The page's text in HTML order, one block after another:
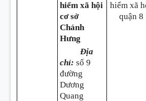
hiểm xã hội
cơ sở
Chánh
Hưng
Địa
chỉ: số 9
đường
Dương
Quang
hiểm xã
quận 8